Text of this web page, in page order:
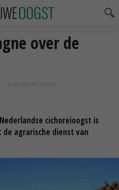
over de
24 NOV 2016 OM 12:47
cichoreioogst is
agrarische dienst van